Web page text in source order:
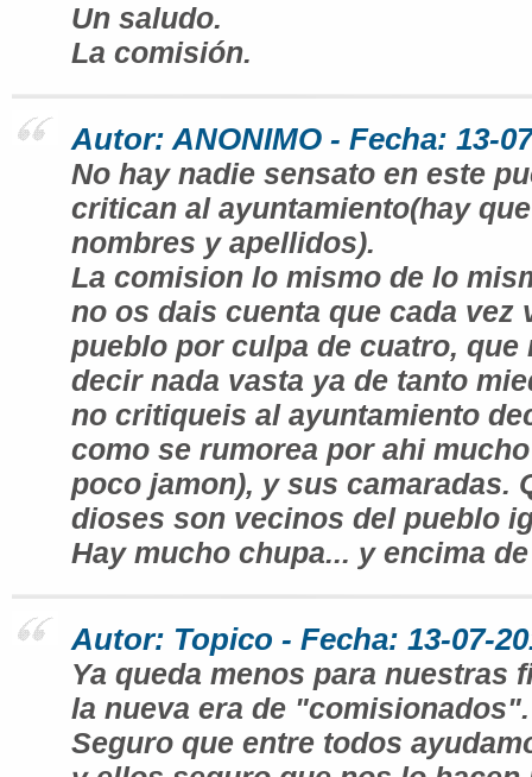
Un saludo.
La comisión.
Autor: ANONIMO - Fecha: 13-
No hay nadie sensato en este
critican al ayuntamiento(hay
nombres y apellidos).
La comision lo mismo de lo
no os dais cuenta que cada vez
pueblo por culpa de cuatro, que
decir nada vasta ya de tanto
no critiqueis al ayuntamiento
como se rumorea por ahi
poco jamon), y sus camaradas.
dioses son vecinos del pueblo
Hay mucho chupa... y encima
Autor: Topico - Fecha: 13-07-
Ya queda menos para nuestras
la nueva era de "comisionados".
Seguro que entre todos